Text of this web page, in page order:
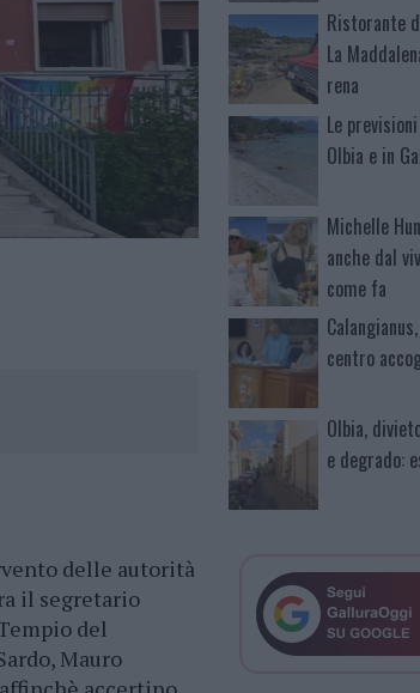
delle autorità
il segretario
del
Mauro
Ristorante
La
rena
Le
Olbia e in
Michelle
anche dal
come fa
centro
Olbia,
e degrado: